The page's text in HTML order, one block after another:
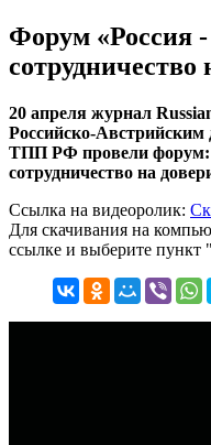
Форум «Россия
сотрудничество
20 апреля журнал
Российско-
ТПП РФ провели форум:
сотрудничество на
Ссылка на видеоролик:
Для скачивания на
ссылке и выберите пункт